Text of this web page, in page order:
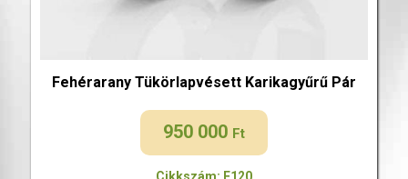
Fehérarany Tükörlapvésett Karikagyűrű Pár
950 000 Ft